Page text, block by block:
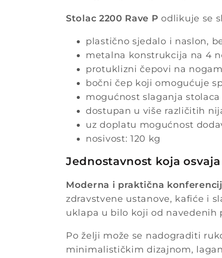
Stolac 2200 Rave P odlikuje se
plastično sjedalo i naslon,
metalna konstrukcija na 4
protuklizni čepovi na
bočni čep koji omogućuje
mogućnost slaganja
dostupan u više različitih
uz doplatu mogućnost
nosivost: 120 kg
Jednostavnost koja osvaja
Moderna i praktična
zdravstvene ustanove, kafiće i
uklapa u bilo koji od navedenih
Po želji može se nadograditi
minimalističkim dizajnom,